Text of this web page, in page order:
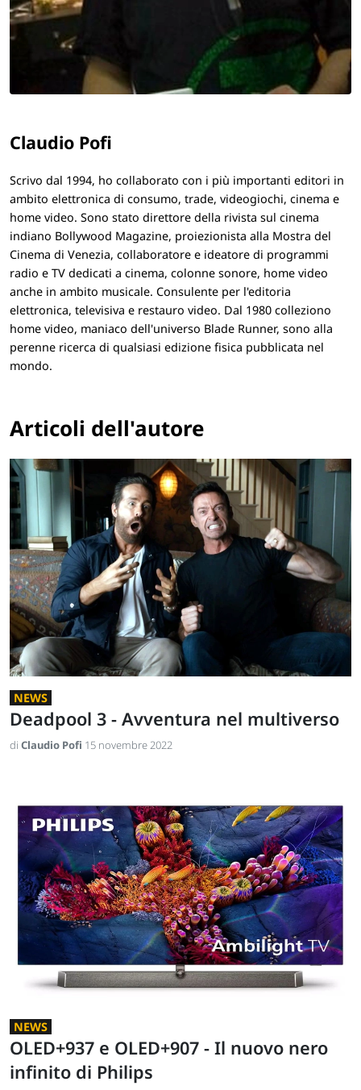
Claudio Pofi
Scrivo dal 1994, ho collaborato con i più importanti editori in
ambito elettronica di consumo, trade, videogiochi, cinema e
home video. Sono stato direttore della rivista sul cinema
indiano Bollywood Magazine, proiezionista alla Mostra del
Cinema di Venezia, collaboratore e ideatore di programmi
radio e TV dedicati a cinema, colonne sonore, home video
anche in ambito musicale. Consulente per l'editoria
elettronica, televisiva e restauro video. Dal 1980 colleziono
home video, maniaco dell'universo Blade Runner, sono alla
perenne ricerca di qualsiasi edizione fisica pubblicata nel
mondo.
Articoli dell'autore
NEWS
Deadpool 3 - Avventura nel multiverso
di Claudio Pofi 15 novembre 2022
NEWS
OLED+937 e OLED+907 - Il nuovo nero
infinito di Philips